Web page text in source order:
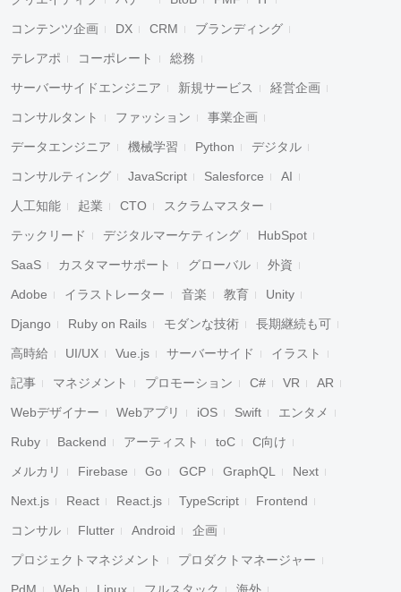
コンテンツ企画 DX CRM ブランディング
テレアポ コーポレート 総務
サーバーサイドエンジニア 新規サービス 経営企画
コンサルタント ファッション 事業企画
データエンジニア 機械学習 Python デジタル
コンサルティング JavaScript Salesforce AI
人工知能 起業 CTO スクラムマスター
テックリード デジタルマーケティング HubSpot
SaaS カスタマーサポート グローバル 外資
Adobe イラストレーター 音楽 教育 Unity
Django Ruby on Rails モダンな技術 長期継続も可
高時給 UI/UX Vue.js サーバーサイド イラスト
記事 マネジメント プロモーション C# VR AR
Webデザイナー Webアプリ iOS Swift エンタメ
Ruby Backend アーティスト toC C向け
メルカリ Firebase Go GCP GraphQL Next
Next.js React React.js TypeScript Frontend
コンサル Flutter Android 企画
プロジェクトマネジメント プロダクトマネージャー